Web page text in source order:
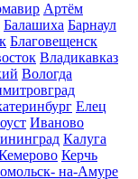
Артём
Балашиха Барнаул
Благовещенск
Владикавказ
Вологда
Елец
Иваново
Калуга
Керчь
на-Амуре